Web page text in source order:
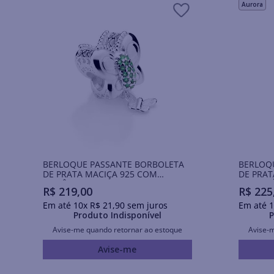
BERLOQUE PASSANTE BORBOLETA
DE PRATA MACIÇA 925 COM
ZIRCÔNIAS
R$ 219,00
Em até 10x R$ 21 ,90sem juros
Produto Indisponível
Avise-me quando retornar ao estoque
Avise-me
Aurora
DE
R$ 225
Em até
Avise-